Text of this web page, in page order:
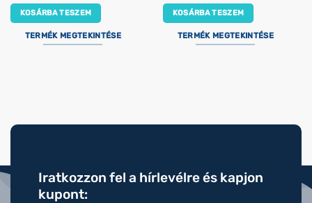
KOSÁRBA TESZEM
TERMÉK MEGTEKINTÉSE
KOSÁRBA TESZEM
TERMÉK MEGTEKINTÉSE
Iratkozzon fel a hírlevélre és kapjon
kupont: